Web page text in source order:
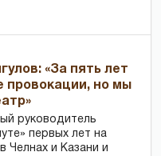
«За пять лет
провокации, но мы
руководитель
первых лет на
Челнах и Казани и